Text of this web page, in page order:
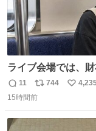
ライブ会場では、
返
信
11
リ
ポ
744
い
15時間前